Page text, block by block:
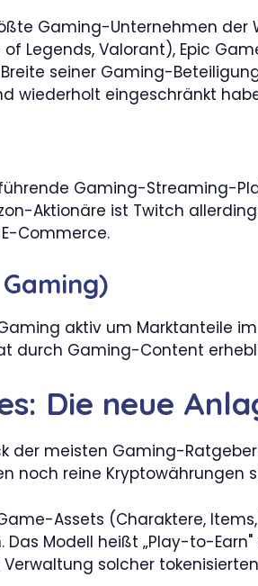
Gaming-Unternehmen
Legends, Valorant), Epic
seiner Gaming-
wiederholt eingeschränkt
Gaming-Streaming-
Aktionäre ist Twitch
Commerce.
aktiv um Marktanteile
durch Gaming-Content
Die neue
der meisten Gaming-
noch reine Kryptowährungen
Assets (Charaktere,
Modell heißt „Play-to-
solcher